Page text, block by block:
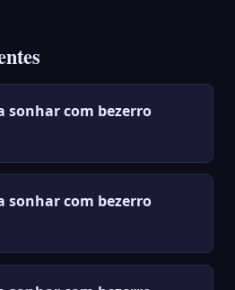
sonhar com bezerro
sonhar com bezerro